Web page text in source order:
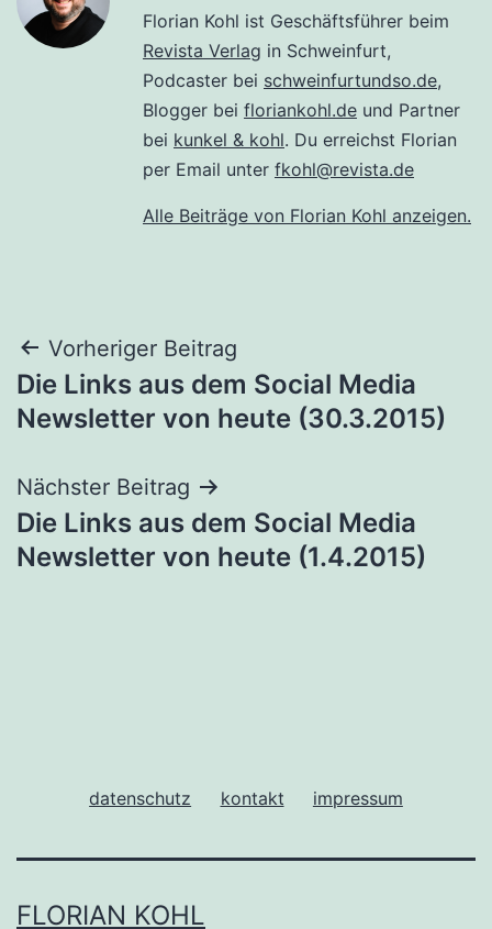
Florian Kohl ist Geschäftsführer beim
Revista Verlag in Schweinfurt,
Podcaster bei schweinfurtundso.de,
Blogger bei floriankohl.de und Partner
bei kunkel & kohl. Du erreichst Florian
per Email unter fkohl@revista.de
Alle Beiträge von Florian Kohl anzeigen.
Beitragsnavigation
Vorheriger Beitrag
Die Links aus dem Social Media
Newsletter von heute (30.3.2015)
Nächster Beitrag
Die Links aus dem Social Media
Newsletter von heute (1.4.2015)
datenschutz kontakt impressum
FLORIAN KOHL